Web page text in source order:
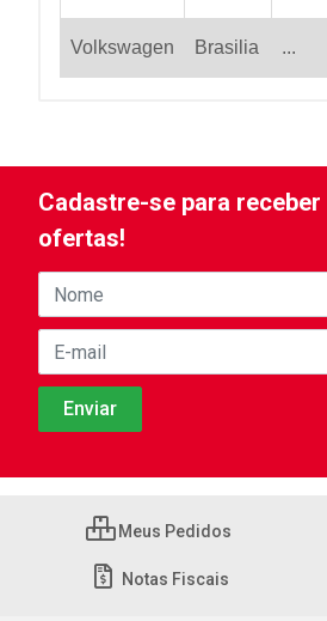
Volkswagen Brasilia ...
Cadastre-se para
ofertas!
Meus Pedidos
Notas Fiscais